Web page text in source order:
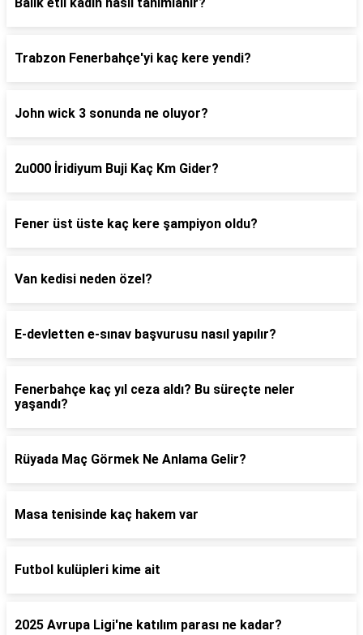
Trabzon Fenerbahçe'yi kaç kere yendi?
John wick 3 sonunda ne oluyor?
2u000 İridiyum Buji Kaç Km Gider?
Fener üst üste kaç kere şampiyon oldu?
Van kedisi neden özel?
E-devletten e-sınav başvurusu nasıl yapılır?
Fenerbahçe kaç yıl ceza aldı? Bu süreçte neler
yaşandı?
Rüyada Maç Görmek Ne Anlama Gelir?
Masa tenisinde kaç hakem var
Futbol kulüpleri kime ait
2025 Avrupa Ligi'ne katılım parası ne kadar?